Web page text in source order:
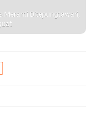
Meranti Ditepungtawari,